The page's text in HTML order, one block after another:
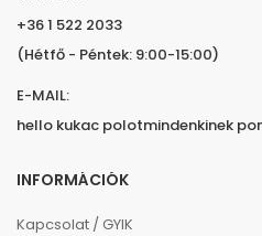
+36 1 522 2033
(Hétfő - Péntek: 9:00-15:00)
E-MAIL:
hello kukac polotmindenkinek
INFORMÁCIÓK
Kapcsolat / GYIK